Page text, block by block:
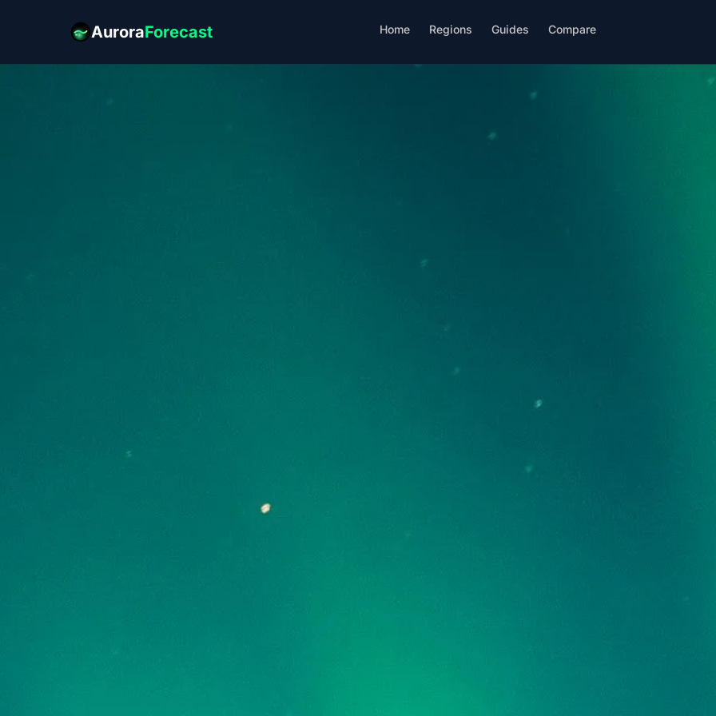
AuroraForecast Home Regions Guides Compare